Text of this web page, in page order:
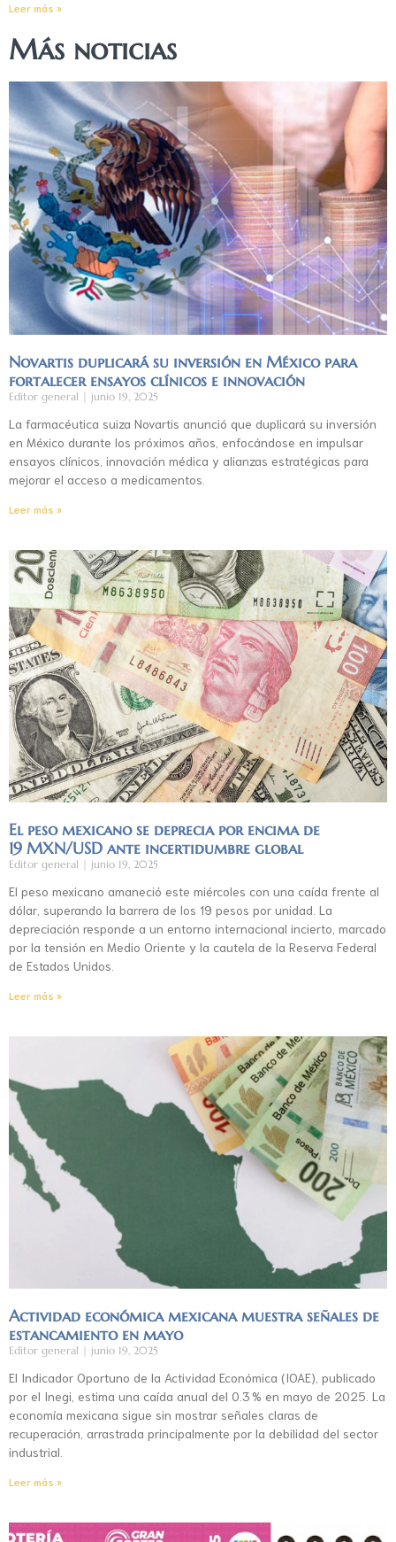
Leer más »
Más noticias
Novartis duplicará su inversión en México para
fortalecer ensayos clínicos e innovación
Editor general junio 19, 2025
La farmacéutica suiza Novartis anunció que duplicará su inversión
en México durante los próximos años, enfocándose en impulsar
ensayos clínicos, innovación médica y alianzas estratégicas para
mejorar el acceso a medicamentos.
Leer más »
El peso mexicano se deprecia por encima de
19 MXN/USD ante incertidumbre global
Editor general junio 19, 2025
El peso mexicano amaneció este miércoles con una caída frente al
dólar, superando la barrera de los 19 pesos por unidad. La
depreciación responde a un entorno internacional incierto, marcado
por la tensión en Medio Oriente y la cautela de la Reserva Federal
de Estados Unidos.
Leer más »
Actividad económica mexicana muestra señales de
estancamiento en mayo
Editor general junio 19, 2025
El Indicador Oportuno de la Actividad Económica (IOAE), publicado
por el Inegi, estima una caída anual del 0.3 % en mayo de 2025. La
economía mexicana sigue sin mostrar señales claras de
recuperación, arrastrada principalmente por la debilidad del sector
industrial.
Leer más »